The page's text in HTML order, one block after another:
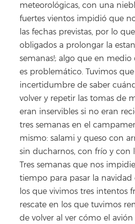
meteorológicas, con una
fuertes vientos impidió que
las fechas previstas, por lo
obligados a prolongar la
semanas!; algo que en
es problemático. Tuvimos
incertidumbre de saber
volver y repetir las tomas de
eran inservibles si no eran
tres semanas en el
mismo: salami y queso con
sin ducharnos, con frío y con
Tres semanas que nos
tiempo para pasar la navidad
los que vivimos tres intentos
rescate en los que tuvimos
de volver al ver cómo el